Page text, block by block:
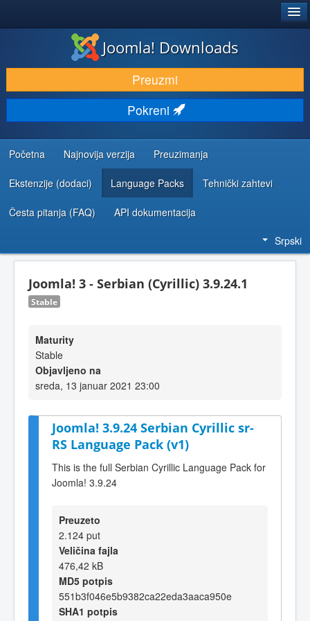
PREUZIMANJE I PROŠIRENJA (EKSTENZIJE)
OTKRIJTE I NAUČITE
ZAJEDNICA I PODRŠKA
RESURSI ZA RAZVOJ
Joomla! Downloads
Preuzmi
Pokreni
Početna Najnovija verzija Preuzimanja
Ekstenzije (dodaci) Language Packs Tehnički zahtevi
Česta pitanja (FAQ) API dokumentacija
Srpski
Joomla! 3 - Serbian (Cyrillic) 3.9.24.1
Stable
Maturity
Stable
Objavljeno na
sreda, 13 januar 2021 23:00
Joomla! 3.9.24 Serbian Cyrillic sr-
RS Language Pack (v1)
This is the full Serbian Cyrillic Language Pack for
Joomla! 3.9.24
Preuzeto
2.124 put
Veličina fajla
476,42 kB
MD5 potpis
551b3f046e5b9382ca22eda3aaca950e
SHA1 potpis